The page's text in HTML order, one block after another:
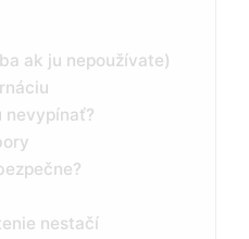
ak ju nepoužívate)
nevypínať?
nestačí